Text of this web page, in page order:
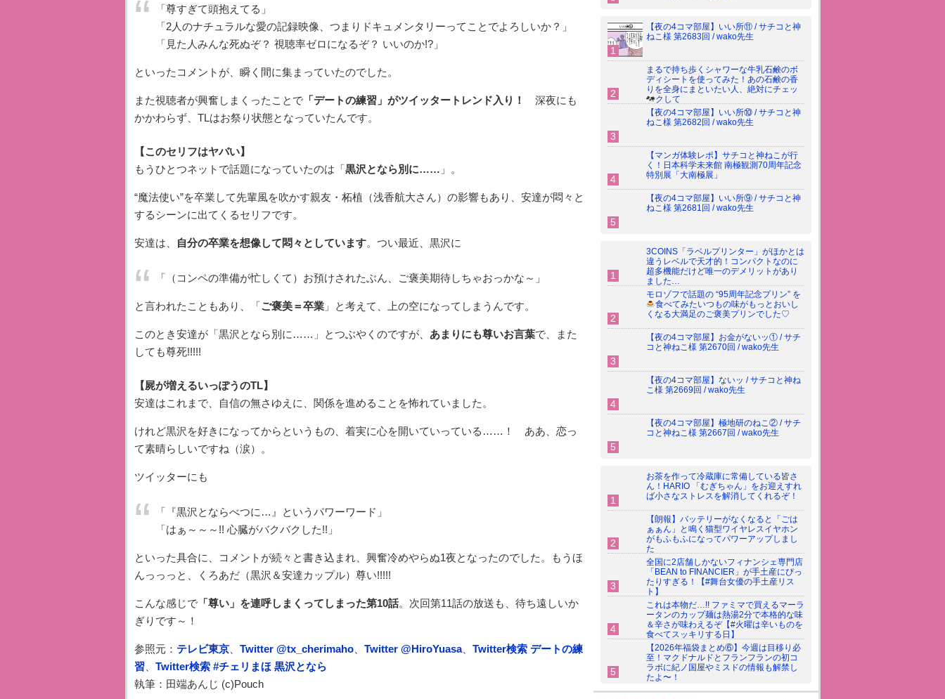
「尊すぎて頭抱えてる」
「2人のナチュラルな愛の記録映像、つまりドキュメンタリーってことでよろしいか？」
「見た人みんな死ぬぞ？ 視聴率ゼロになるぞ？ いいのか!?」
といったコメントが、瞬く間に集まっていたのでした。
また視聴者が興奮しまくったことで「デートの練習」がツイッタートレンド入り！
深夜にも
かかわらず、TLはお祭り状態となっていたんです。
【このセリフはヤバい】
もうひとつネットで話題になっていたのは「黒沢となら別に…… 」。
“魔法使い”を卒業して先輩風を吹かす親友・柘植（浅香航大さん）の影響もあり、安達が悶々と
するシーンに出てくるセリフです。
安達は、 自分の卒業を想像して悶々としています。つい最近、黒沢に
「（コンペの準備が忙しくて）お預けされたぶん、ご褒美期待しちゃおっかな～」
と言われたこともあり、「ご褒美＝卒業」と考えて、上の空になってしまうんです。
このとき安達が「黒沢となら別に……」とつぶやくのですが、 あまりにも尊いお言葉で、また
しても尊死!!!!!
【屍が増えるいっぽうのTL】
安達はこれまで、自信の無さゆえに、関係を進めることを怖れていました。
けれど黒沢を好きになってからというもの、着実に心を開いていっている……！ ああ、恋っ
て素晴らしいですね（涙）。
ツイッターにも
「『黒沢とならべつに…』というパワーワード」
「はぁ～～～!! 心臓がバクバクした!!」
といった具合に、コメントが続々と書き込まれ、興奮冷めやらぬ1夜となったのでした。もうほ
んっっっと、くろあだ（黒沢＆安達カップル）尊い!!!!!
こんな感じで「尊い」を連呼しまくってしまった第10話。次回第11話の放送も、待ち遠しいか
ぎりです～！
参照元： テレビ東京、 Twitter @tx_cherimaho、 Twitter @HiroYuasa、 Twitter検索 デートの練
習、 Twitter検索 #チェリまほ 黒沢となら
執筆：田端あんじ (c)Pouch
【夜の4コマ部屋】いい所⑪ / サチコと神
ねこ様 第2683回 / wako先生
まるで持ち歩くシャワーな牛乳石鹸のボ
ディシートを使ってみた！あの石鹸の香
りを全身にまといたい人、絶対にチェッ
クして
【夜の4コマ部屋】いい所⑩ / サチコと神
ねこ様 第2682回 / wako先生
【マンガ体験レポ】サチコと神ねこが行
く！日本科学未来館 南極観測70周年記念
特別展「大南極展」
【夜の4コマ部屋】いい所⑨ / サチコと神
ねこ様 第2681回 / wako先生
3COINS「ラベルプリンター」がほかとは
違うレベルで天才的！コンパクトなのに
超多機能だけど唯一のデメリットがあり
ました…
モロゾフで話題の “95周年記念プリン” を
食べてみたいつもの味がもっとおいし
くなる大満足のご褒美プリンでした♡
【夜の4コマ部屋】お金がないッ① / サチ
コと神ねこ様 第2670回 / wako先生
【夜の4コマ部屋】ないッ / サチコと神ね
こ様 第2669回 / wako先生
【夜の4コマ部屋】極地研のねこ② / サチ
コと神ねこ様 第2667回 / wako先生
お茶を作って冷蔵庫に常備している皆さ
ん！HARIO 「むぎちゃん」をお迎えすれ
ば小さなストレスを解消してくれるぞ！
【朗報】バッテリーがなくなると「ごは
ぁぁん」と鳴く猫型ワイヤレスイヤホン
がもふもふになってパワーアップしまし
た
全国に2店舗しかないフィナンシェ専門店
「BEAN to FINANCIER」が手土産にぴっ
たりすぎる！【#舞台女優の手土産リス
ト】
これは本物だ…!! ファミマで買えるマーラ
ータンのカップ麺は熱湯2分で本格的な味
＆辛さが味わえるぞ【#火曜は辛いものを
食べてスッキリする日】
【2026年福袋まとめ⑥】今週は目移り必
至！マクドナルドとフランフランの初コ
ラボに紀ノ国屋やミスドの情報も解禁し
たよ〜！